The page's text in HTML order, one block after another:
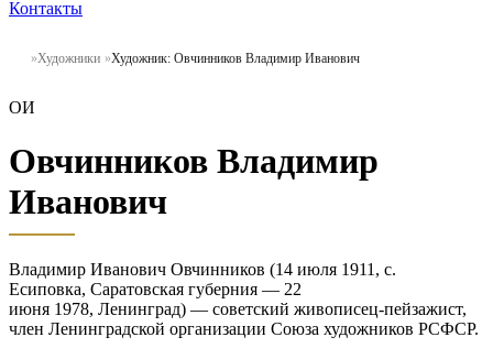
Контакты
Художники Художник: Овчинников Владимир Иванович
ОИ
Овчинников Владимир
Иванович
Владимир Иванович Овчинников (14 июля 1911, с.
Есиповка, Саратовская губерния — 22
июня 1978, Ленинград) — советский живописец-пейзажист,
член Ленинградской организации Союза художников РСФСР.